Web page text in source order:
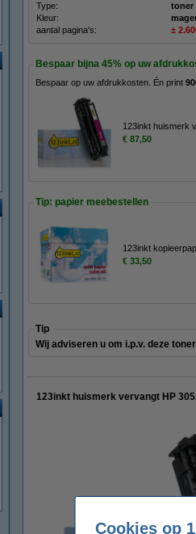
Type:
toner
Kleur:
aantal pagina's:
±
Bespaar bijna 45% op uw
Bespaar op uw afdrukkosten. Én print
123inkt huismerk
€ 87,50
Tip: papier meebestellen
123inkt
€ 33,50
Tip
Wij adviseren u om i.p.v. deze
123inkt huismerk vervangt HP
Cookies op